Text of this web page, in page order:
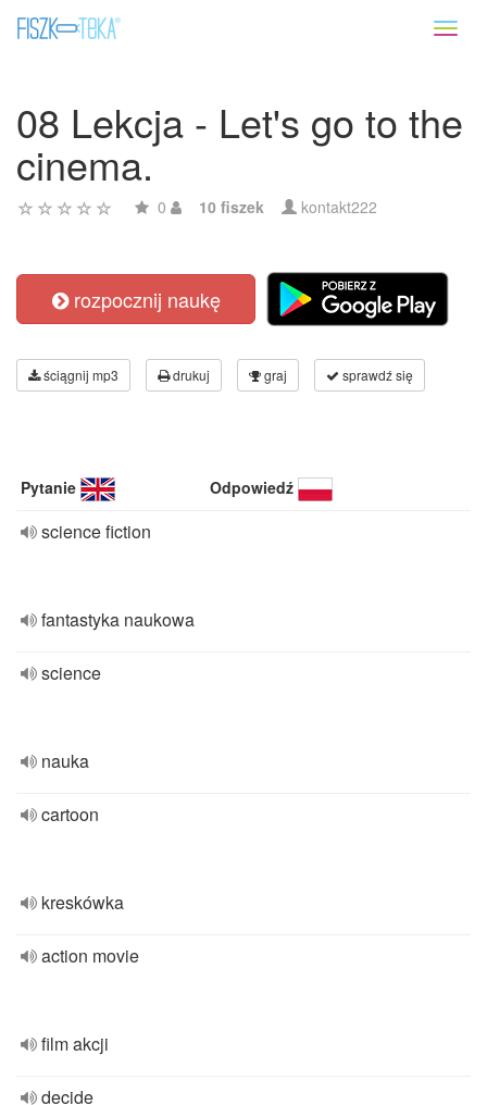
08 Lekcja - Let's go to the
cinema.
0 10 fiszek kontakt222
rozpocznij naukę
ściągnij mp3 drukuj graj sprawdź się
Pytanie Odpowiedź
science fiction
fantastyka naukowa
science
nauka
cartoon
kreskówka
action movie
film akcji
decide